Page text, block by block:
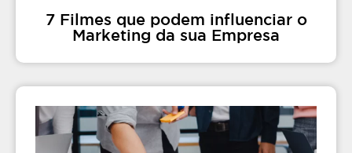
7 Filmes que podem influenciar o
Marketing da sua Empresa